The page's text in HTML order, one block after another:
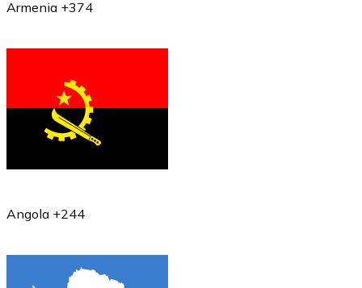
Armenia +374
Angola +244